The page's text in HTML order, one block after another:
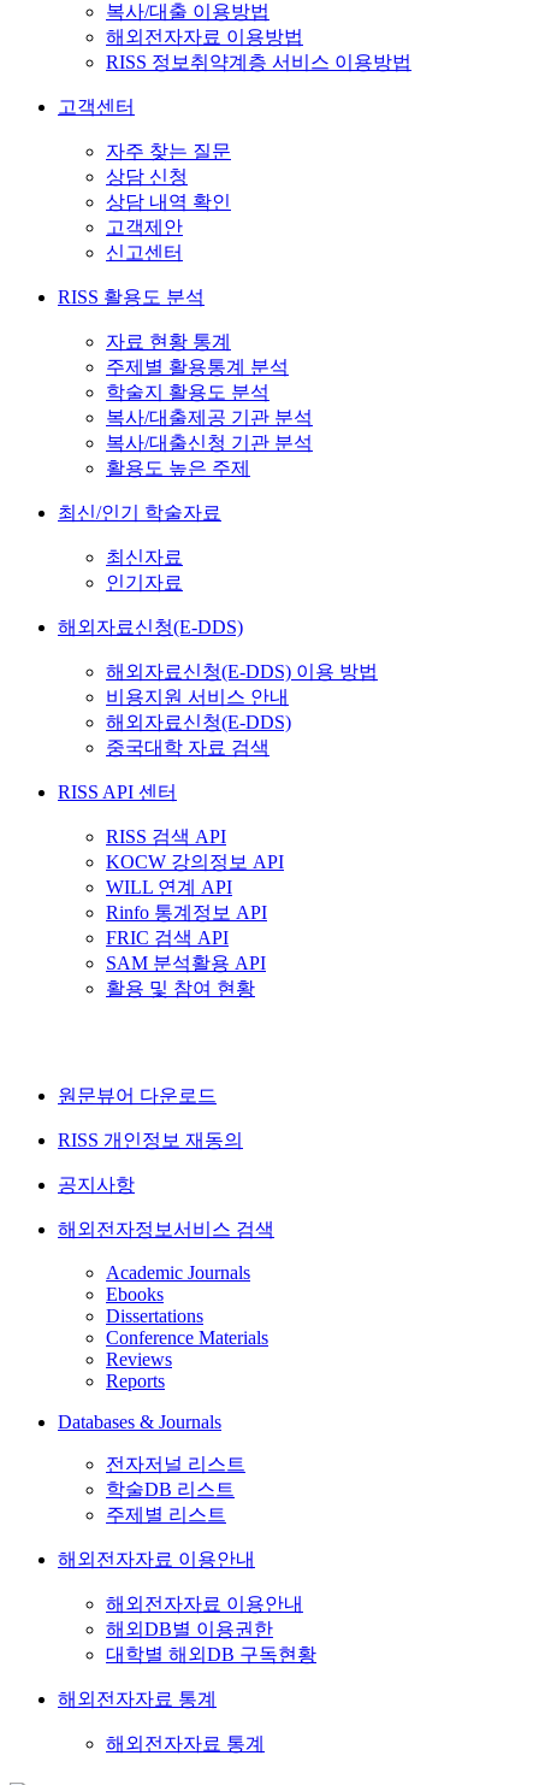
복사/대출 이용방법
해외전자자료 이용방법
RISS 정보취약계층 서비스 이용방법
고객센터
자주 찾는 질문
상담 신청
상담 내역 확인
고객제안
신고센터
RISS 활용도 분석
자료 현황 통계
주제별 활용통계 분석
학술지 활용도 분석
복사/대출제공 기관 분석
복사/대출신청 기관 분석
활용도 높은 주제
최신/인기 학술자료
최신자료
인기자료
해외자료신청(E-DDS)
해외자료신청(E-DDS) 이용 방법
비용지원 서비스 안내
해외자료신청(E-DDS)
중국대학 자료 검색
RISS API 센터
RISS 검색 API
KOCW 강의정보 API
WILL 연계 API
Rinfo 통계정보 API
FRIC 검색 API
SAM 분석활용 API
활용 및 참여 현황
원문뷰어 다운로드
RISS 개인정보 재동의
공지사항
해외전자정보서비스 검색
Academic Journals
Ebooks
Dissertations
Conference Materials
Reviews
Reports
Databases & Journals
전자저널 리스트
학술DB 리스트
주제별 리스트
해외전자자료 이용안내
해외전자자료 이용안내
해외DB별 이용권한
대학별 해외DB 구독현황
해외전자자료 통계
해외전자자료 통계